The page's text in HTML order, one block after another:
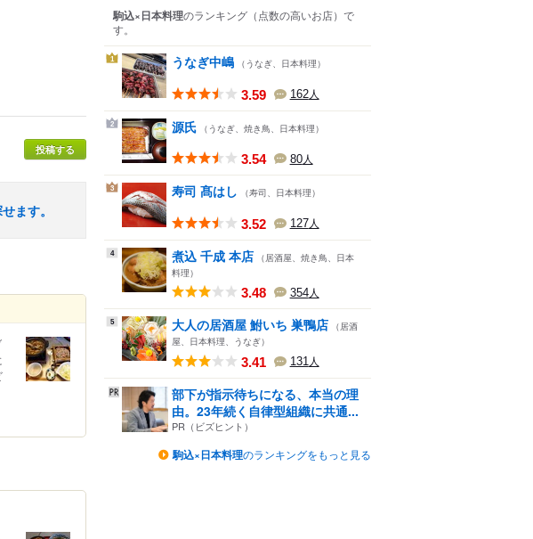
投稿する
ます。
駒込×日本料理のランキング （点数の高いお店） で
す。
1 うなぎ中嶋 （うなぎ、日本料理）
3.59 162人
2 源氏 （うなぎ、焼き鳥、日本料理）
3.54 80人
3 寿司 髙はし （寿司、日本料理）
3.52 127人
4 煮込 千成 本店 （居酒屋、焼き鳥、日本
料理）
3.48 354人
5 大人の居酒屋 鮒いち 巣鴨店 （居酒
屋、日本料理、うなぎ）
3.41 131人
部下が指示待ちになる、本当の理
由。23年続く自律型組織に共通...
PR（ビズヒント）
駒込×日本料理のランキングをもっと見る